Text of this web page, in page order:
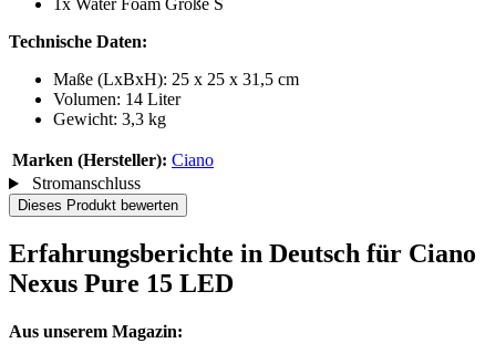
1x Water Foam Größe S
Technische Daten:
Maße (LxBxH): 25 x 25 x 31,5 cm
Volumen: 14 Liter
Gewicht: 3,3 kg
Marken (Hersteller): Ciano
Stromanschluss
Dieses Produkt bewerten
Erfahrungsberichte in Deutsch für Ciano
Nexus Pure 15 LED
Aus unserem Magazin: